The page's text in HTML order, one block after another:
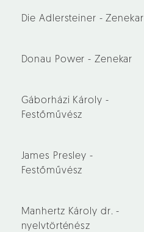
Die Adlersteiner - Zenekar
Donau Power - Zenekar
Gáborházi Károly -
Festőművész
James Presley -
Festőművész
Manhertz Károly dr. -
nyelvtörténész